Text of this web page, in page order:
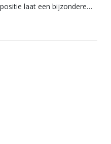
laat een bijzondere